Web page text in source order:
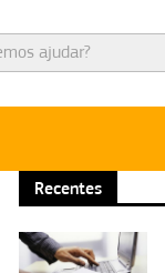
Recentes